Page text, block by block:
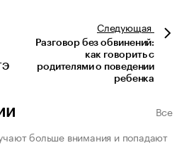
Следующая
Разговор без обвинений:
как говорить с
родителями о поведении
ребенка
Все
больше внимания и попадают